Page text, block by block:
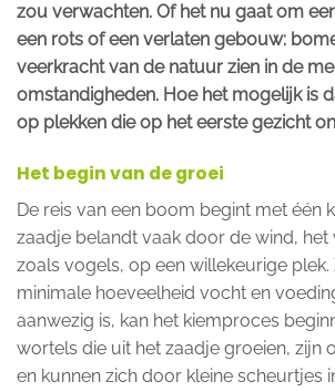
zou verwachten. Of het nu gaat om
een rots of een verlaten gebouw:
veerkracht van de natuur zien in de
omstandigheden. Hoe het mogelijk is
op plekken die op het eerste gezicht
Het begin van de groei
De reis van een boom begint met één
zaadje belandt vaak door de wind, het
zoals vogels, op een willekeurige plek.
minimale hoeveelheid vocht en
aanwezig is, kan het kiemproces
wortels die uit het zaadje groeien, zijn
en kunnen zich door kleine scheurtjes